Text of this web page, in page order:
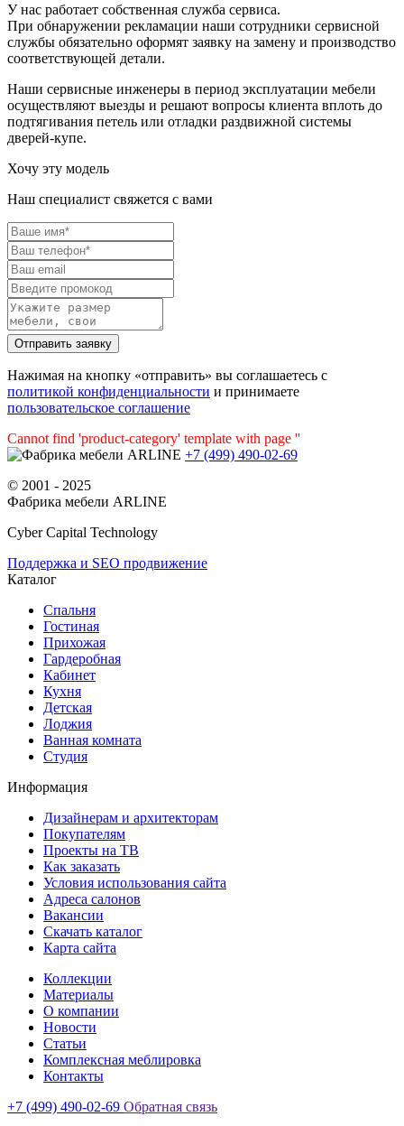
У нас работает собственная служба сервиса.
При обнаружении рекламации наши сотрудники сервисной
службы обязательно оформят заявку на замену и производство
соответствующей детали.
Наши сервисные инженеры в период эксплуатации мебели
осуществляют выезды и решают вопросы клиента вплоть до
подтягивания петель или отладки раздвижной системы
дверей-купе.
Хочу эту модель
Наш специалист свяжется с вами
Нажимая на кнопку «отправить» вы соглашаетесь с
политикой конфиденциальности и принимаете
пользовательское соглашение
Cannot find 'product-category' template with page ''
+7 (499) 490-02-69
© 2001 - 2025
Фабрика мебели ARLINE
Cyber Capital Technology
Поддержка и SEO продвижение
Каталог
Спальня
Гостиная
Прихожая
Гардеробная
Кабинет
Кухня
Детская
Лоджия
Ванная комната
Студия
Информация
Дизайнерам и архитекторам
Покупателям
Проекты на ТВ
Как заказать
Условия использования сайта
Адреса салонов
Вакансии
Скачать каталог
Карта сайта
Коллекции
Материалы
О компании
Новости
Статьи
Комплексная меблировка
Контакты
+7 (499) 490-02-69 Обратная связь